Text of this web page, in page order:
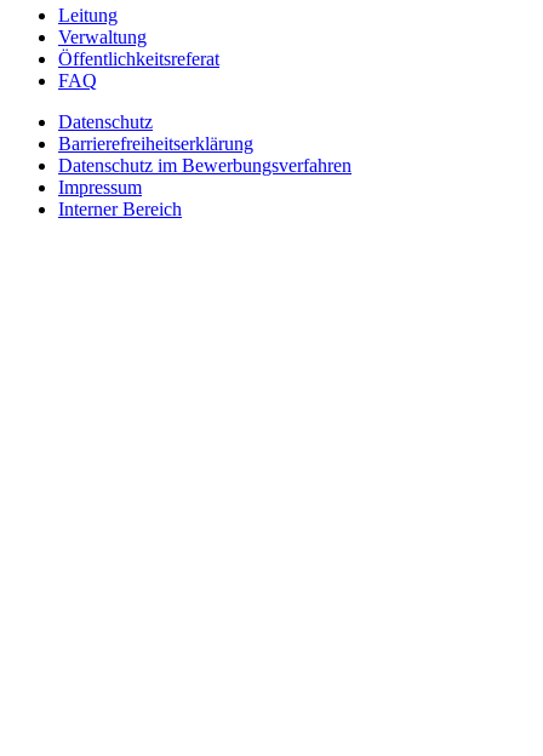
Leitung
Verwaltung
Öffentlichkeitsreferat
FAQ
Datenschutz
Barrierefreiheitserklärung
Datenschutz im Bewerbungsverfahren
Impressum
Interner Bereich